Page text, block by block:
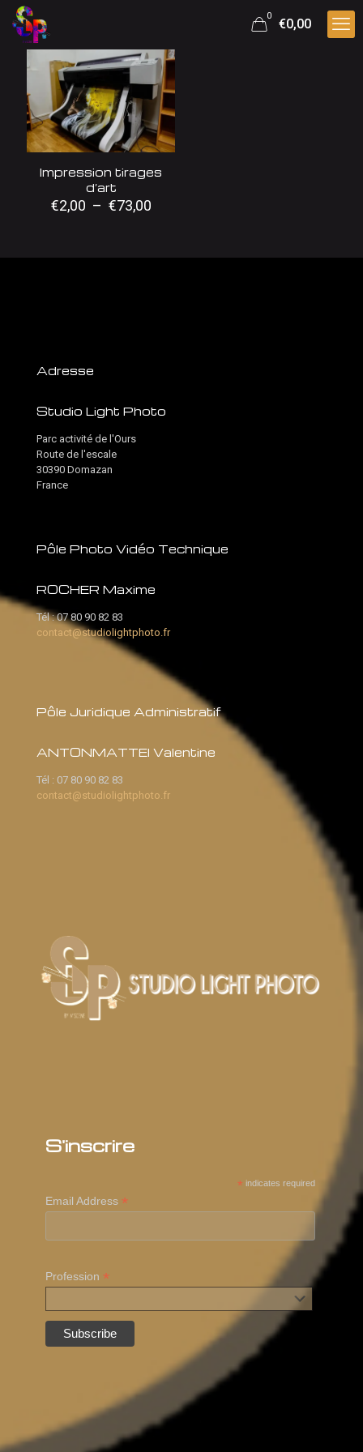
0
€0,00
Impression tirages
d’art
€2,00 – €73,00Plage
Adresse
Studio Light Photo
Parc activité de l'Ours
Route de l'escale
30390 Domazan
France
Pôle Photo Vidéo Technique
ROCHER Maxime
Tél :07 80 90 82 83
contact@studiolightphoto.fr
Pôle Juridique Administratif
ANTONMATTEI Valentine
Tél : 07 80 90 82 83
contact@studiolightphoto.fr
S'inscrire
* indicates required
Email Address *
Profession *